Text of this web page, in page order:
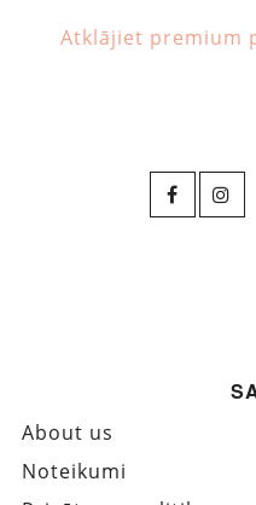
Atklājiet premium
About us
Noteikumi